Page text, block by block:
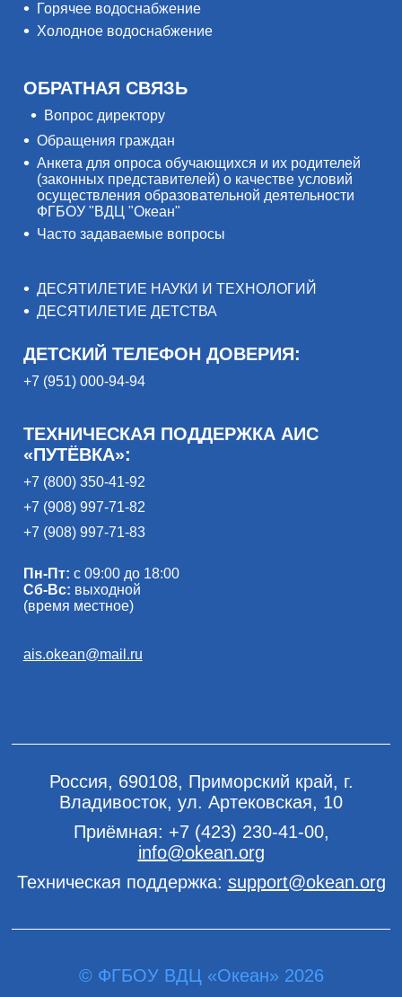
Горячее водоснабжение
Холодное водоснабжение
ОБРАТНАЯ СВЯЗЬ
Вопрос директору
Обращения граждан
Анкета для опроса обучающихся и их родителей
(законных представителей) о качестве условий
осуществления образовательной деятельности
ФГБОУ "ВДЦ "Океан"
Часто задаваемые вопросы
ДЕСЯТИЛЕТИЕ НАУКИ И ТЕХНОЛОГИЙ
ДЕСЯТИЛЕТИЕ ДЕТСТВА
ДЕТСКИЙ ТЕЛЕФОН ДОВЕРИЯ:
+7 (951) 000-94-94
ТЕХНИЧЕСКАЯ ПОДДЕРЖКА АИС
«ПУТЁВКА»:
+7 (800) 350-41-92
+7 (908) 997-71-82
+7 (908) 997-71-83
Пн-Пт: с 09:00 до 18:00
Сб-Вс: выходной
(время местное)
ais.okean@mail.ru
Россия, 690108, Приморский край, г.
Владивосток, ул. Артековская, 10
Приёмная: +7 (423) 230-41-00,
info@okean.org
Техническая поддержка: support@okean.org
© ФГБОУ ВДЦ «Океан» 2026